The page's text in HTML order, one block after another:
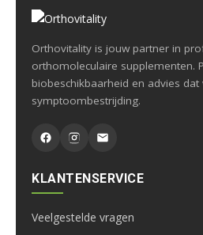
Orthovitality is jouw partner in
orthomoleculaire supplementen.
biobeschikbaarheid en advies dat
symptoombestrijding.
KLANTENSERVICE
Veelgestelde vragen